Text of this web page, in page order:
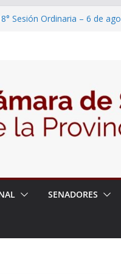
Sesión Ordinaria – 6 de
Nº 90-34.516/2026 –
Protección y Control Vegetal
SENADORES